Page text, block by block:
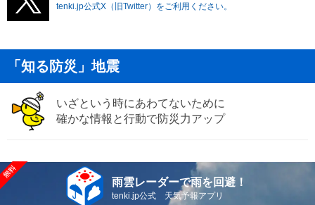
tenki.jp公式X（旧Twitter）をご利用ください。
「知る防災」地震
いざという時にあわてないために
確かな情報と行動で防災力アップ
雨雲レーダーで雨を回避！
tenki.jp公式 天気予報アプリ